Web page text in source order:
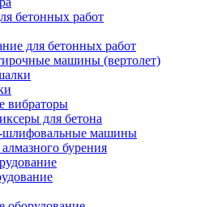
бетонных работ
для бетонных работ
машины (вертолет)
вибраторы
для бетона
шлифовальные машины
бурения